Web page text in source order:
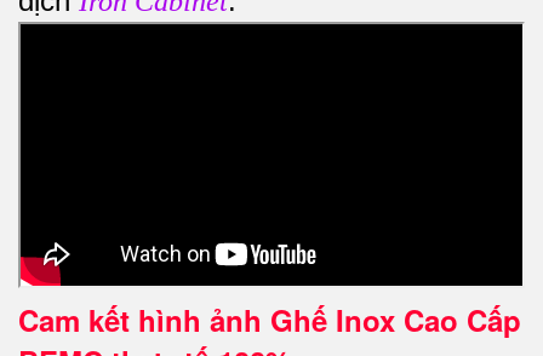
Cam kết hình ảnh Ghế Inox Cao Cấp